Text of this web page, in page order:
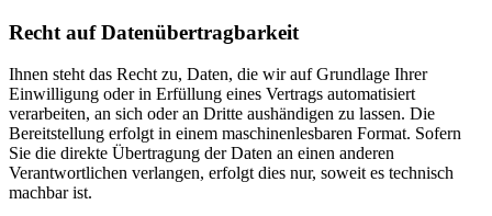
Recht auf Datenübertragbarkeit
Ihnen steht das Recht zu, Daten, die wir auf Grundlage Ihrer
Einwilligung oder in Erfüllung eines Vertrags automatisiert
verarbeiten, an sich oder an Dritte aushändigen zu lassen. Die
Bereitstellung erfolgt in einem maschinenlesbaren Format. Sofern
Sie die direkte Übertragung der Daten an einen anderen
Verantwortlichen verlangen, erfolgt dies nur, soweit es technisch
machbar ist.